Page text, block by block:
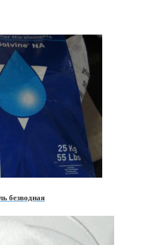
безводная